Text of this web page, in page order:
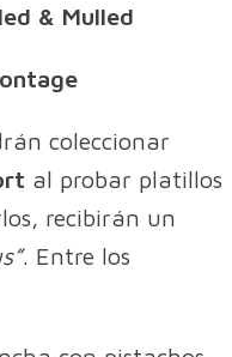
& Mulled
coleccionar
al probar platillos
recibirán un
. Entre los